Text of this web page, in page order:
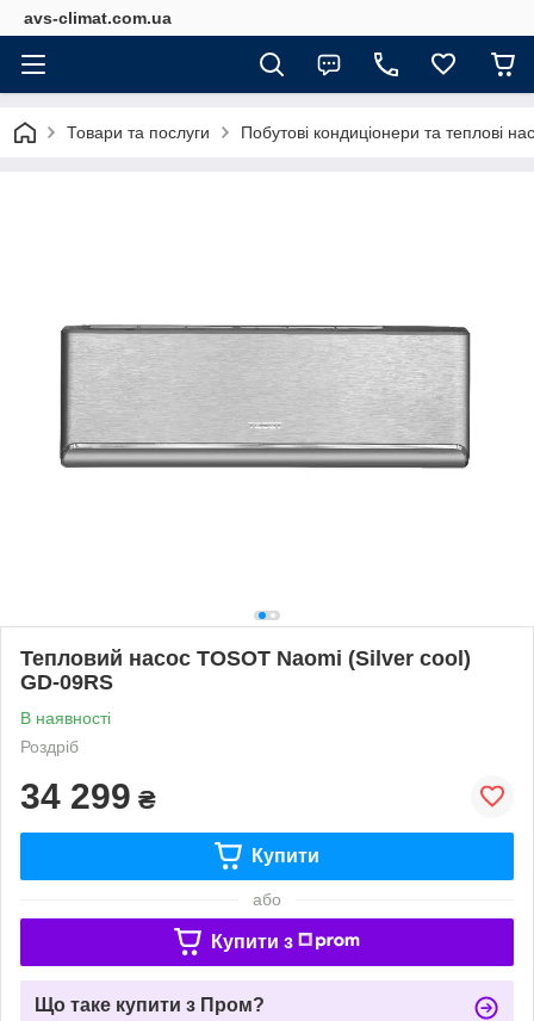
avs-climat.com.ua
Товари та послуги Побутові кондиціонери та теплові
Тепловий насос TOSOT Naomi (Silver cool)
GD-09RS
В наявності
Роздріб
34 299 ₴
Купити
або
Купити з
Що таке купити з Пром?